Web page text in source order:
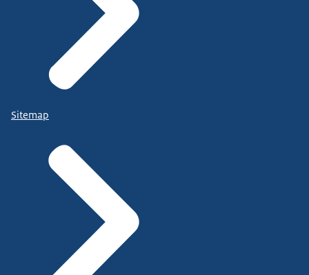
Sitemap